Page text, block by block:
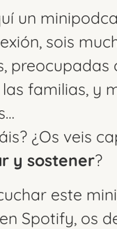
un
sois
preocupadas
familias, y
¿Os veis
y sostener?
este
Spotify, os